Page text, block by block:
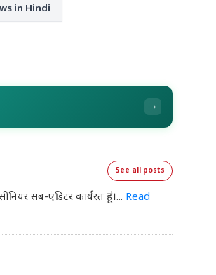
in Hindi
→
See all posts
सब-एडिटर कार्यरत हूं।... Read